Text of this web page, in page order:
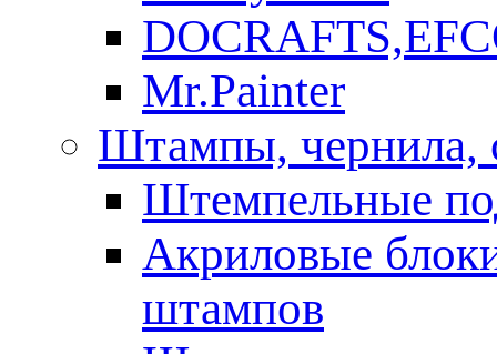
Mr.Painter
Штампы, чернила,
Штемпельные
Акриловые
штампов